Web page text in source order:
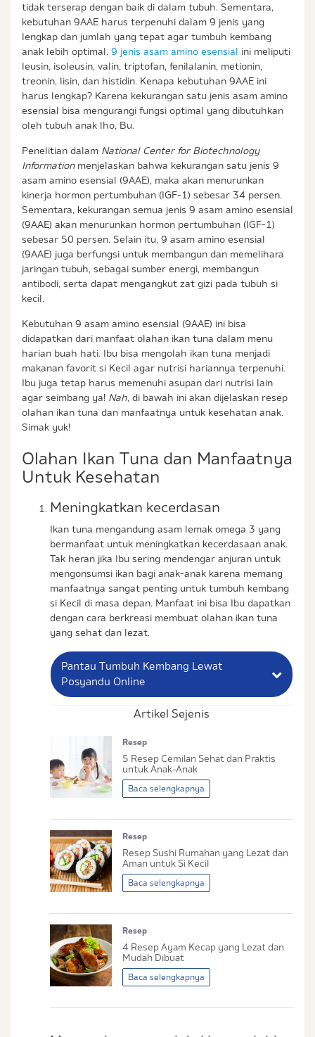
tidak terserap dengan baik di dalam tubuh. Sementara,
kebutuhan 9AAE harus terpenuhi dalam 9 jenis yang
lengkap dan jumlah yang tepat agar tumbuh kembang
anak lebih optimal. 9 jenis asam amino esensial ini meliputi
leusin, isoleusin, valin, triptofan, fenilalanin, metionin,
treonin, lisin, dan histidin. Kenapa kebutuhan 9AAE ini
harus lengkap? Karena kekurangan satu jenis asam amino
esensial bisa mengurangi fungsi optimal yang dibutuhkan
oleh tubuh anak lho, Bu.
Penelitian dalam National Center for Biotechnology
Information menjelaskan bahwa kekurangan satu jenis 9
asam amino esensial (9AAE), maka akan menurunkan
kinerja hormon pertumbuhan (IGF-1) sebesar 34 persen.
Sementara, kekurangan semua jenis 9 asam amino esensial
(9AAE) akan menurunkan hormon pertumbuhan (IGF-1)
sebesar 50 persen. Selain itu, 9 asam amino esensial
(9AAE) juga berfungsi untuk membangun dan memelihara
jaringan tubuh, sebagai sumber energi, membangun
antibodi, serta dapat mengangkut zat gizi pada tubuh si
kecil.
Kebutuhan 9 asam amino esensial (9AAE) ini bisa
didapatkan dari manfaat olahan ikan tuna dalam menu
harian buah hati. Ibu bisa mengolah ikan tuna menjadi
makanan favorit si Kecil agar nutrisi hariannya terpenuhi.
Ibu juga tetap harus memenuhi asupan dari nutrisi lain
agar seimbang ya! Nah, di bawah ini akan dijelaskan resep
olahan ikan tuna dan manfaatnya untuk kesehatan anak.
Simak yuk!
Olahan Ikan Tuna dan Manfaatnya
Untuk Kesehatan
Meningkatkan kecerdasan
Ikan tuna mengandung asam lemak omega 3 yang
bermanfaat untuk meningkatkan kecerdasaan anak.
Tak heran jika Ibu sering mendengar anjuran untuk
mengonsumsi ikan bagi anak-anak karena memang
manfaatnya sangat penting untuk tumbuh kembang
si Kecil di masa depan. Manfaat ini bisa Ibu dapatkan
dengan cara berkreasi membuat olahan ikan tuna
yang sehat dan lezat.
Pantau Tumbuh Kembang Lewat
Posyandu Online
Nama Lengkap Ibu
No. Handphone (Whatsapp)
Buat Password
Tidak Hamil dan Memiliki Anak
Sedang Hamil
Sedang Hamil dan Memiliki Anak
sertakebijakan privasi
Saya setuju dan bersedia menerima informasi
dari Ibu & Balita, Frisian Flag Indonesia, dan
partner Ibu & Balita.
Artikel Sejenis
Resep
5 Resep Cemilan Sehat dan Praktis
untuk Anak-Anak
Baca selengkapnya
Resep
Resep Sushi Rumahan yang Lezat dan
Aman untuk Si Kecil
Baca selengkapnya
Resep
4 Resep Ayam Kecap yang Lezat dan
Mudah Dibuat
Baca selengkapnya